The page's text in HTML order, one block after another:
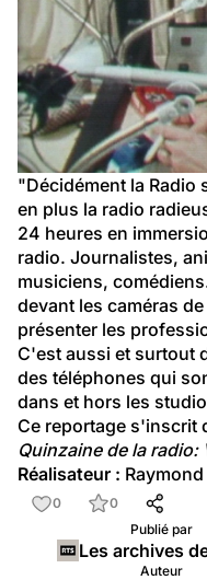
"Décidément la Radio
en plus la radio
24 heures en
radio. Journalistes,
musiciens,
devant les caméras
présenter les
C'est aussi et surtout
des téléphones qui
dans et hors les
Ce reportage s'inscrit
Quinzaine de la radio:
Réalisateur :
0
0
Publié par
Les archives
Auteur